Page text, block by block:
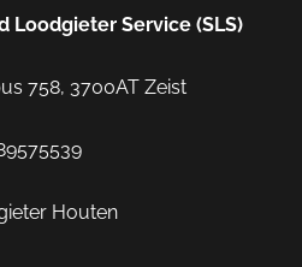
Loodgieter Service (SLS)
758, 3700AT Zeist
Houten